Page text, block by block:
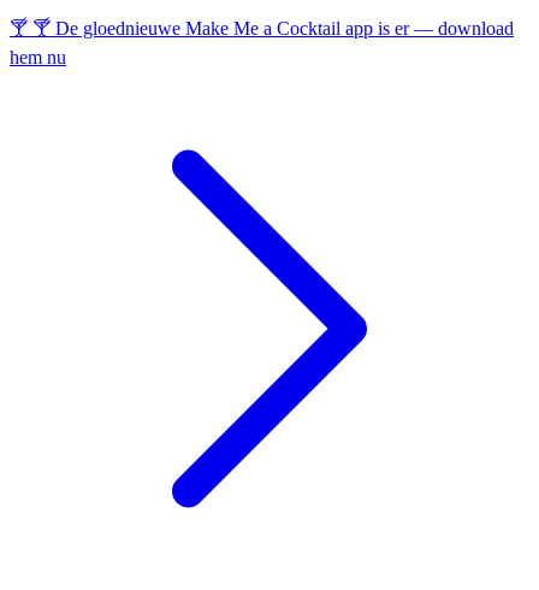
🍸 🍸 De gloednieuwe Make Me a Cocktail app is er — download
hem nu